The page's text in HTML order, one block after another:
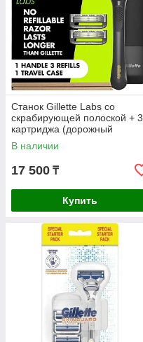
Станок Gillette Labs со
скрабирующей полоской + 3
картриджа (дорожный
футляр в комплекте)
В наличии
17 500 ₸
Купить